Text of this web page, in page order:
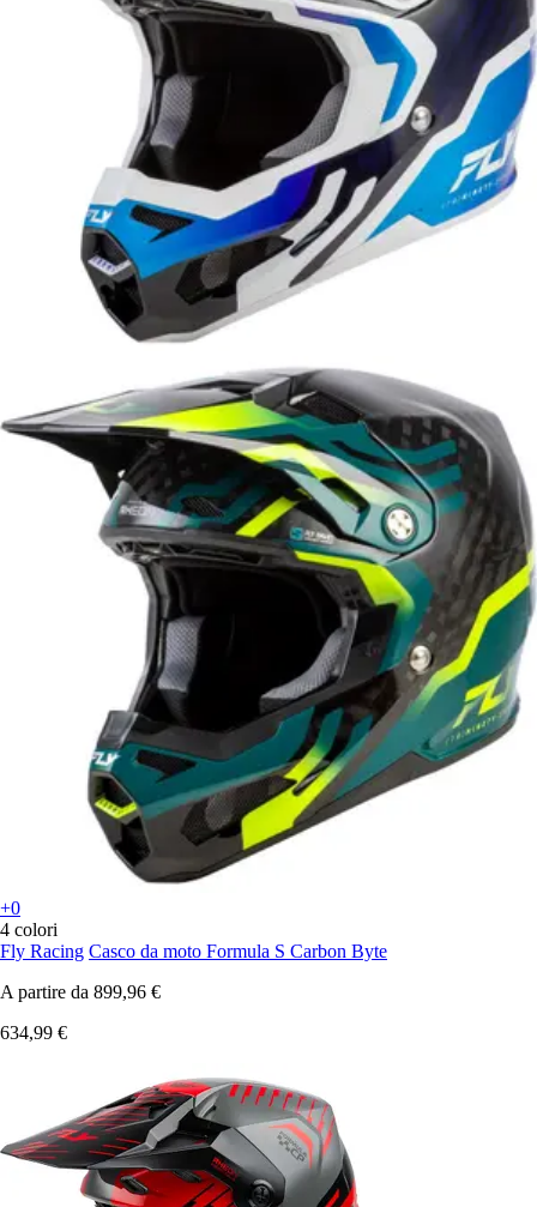
+0
4 colori
Fly Racing Casco da moto Formula S Carbon Byte
A partire da 899,96 €
634,99 €